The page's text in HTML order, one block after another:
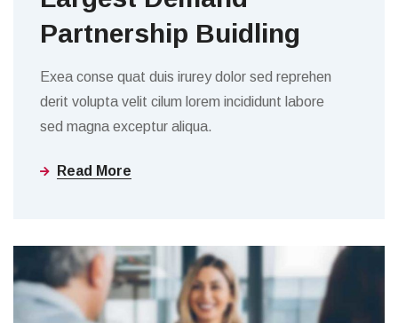
Partnership Buidling
Exea conse quat duis irurey dolor sed reprehen
derit volupta velit cilum lorem incididunt labore
sed magna exceptur aliqua.
Read More